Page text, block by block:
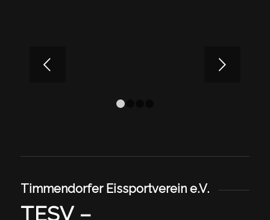
Timmendorfer Eissportverein e.V.
TESV –